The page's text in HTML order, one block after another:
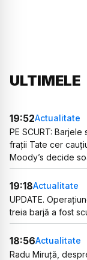
ULTIMELE
19:52Actualitate
PE SCURT:
frații Tate cer
Moody’s decide
19:18Actualitate
UPDATE.
treia barjă a fost
18:56Actualitate
Radu Miruță,